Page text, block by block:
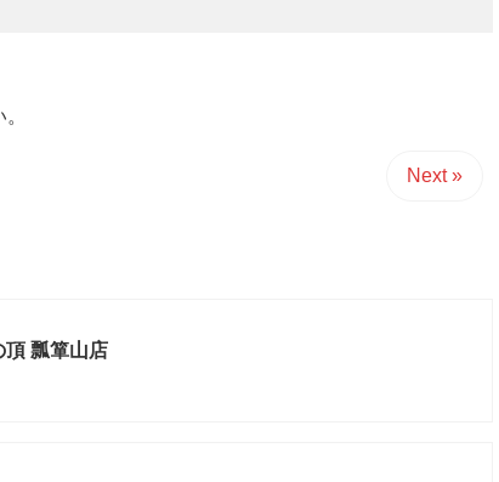
Next »
頂 瓢箪山店